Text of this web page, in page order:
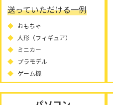
送っていただける一例
おもちゃ
人形（フィギュア）
ミニカー
プラモデル
ゲーム機